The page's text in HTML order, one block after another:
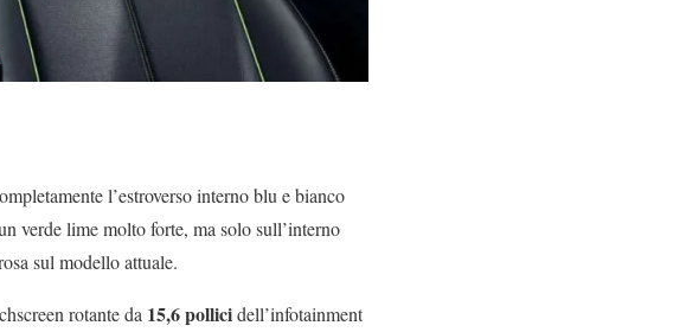
l’estroverso interno blu e bianco
verde lime molto forte, ma solo sull’interno
sul modello attuale.
rotante da 15,6 pollicidell’infotainment